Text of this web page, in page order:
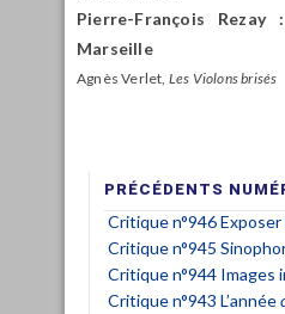
Pierre-François
Marseille
Agnès Verlet, Les Violons brisés
PRÉCÉDENTS
Critique n°946
Critique n°945
Critique n°944 Images
Critique n°943 L’année